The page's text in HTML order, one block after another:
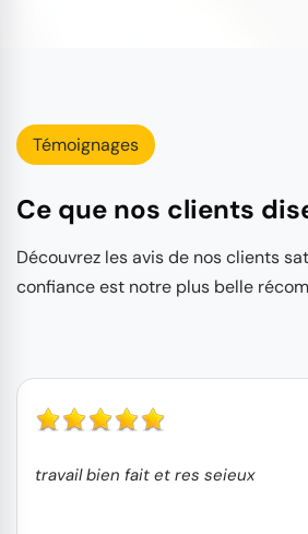
Témoignages
Ce que nos clients
Découvrez les avis de nos clients
confiance est notre plus belle
travail bien fait et res seieux